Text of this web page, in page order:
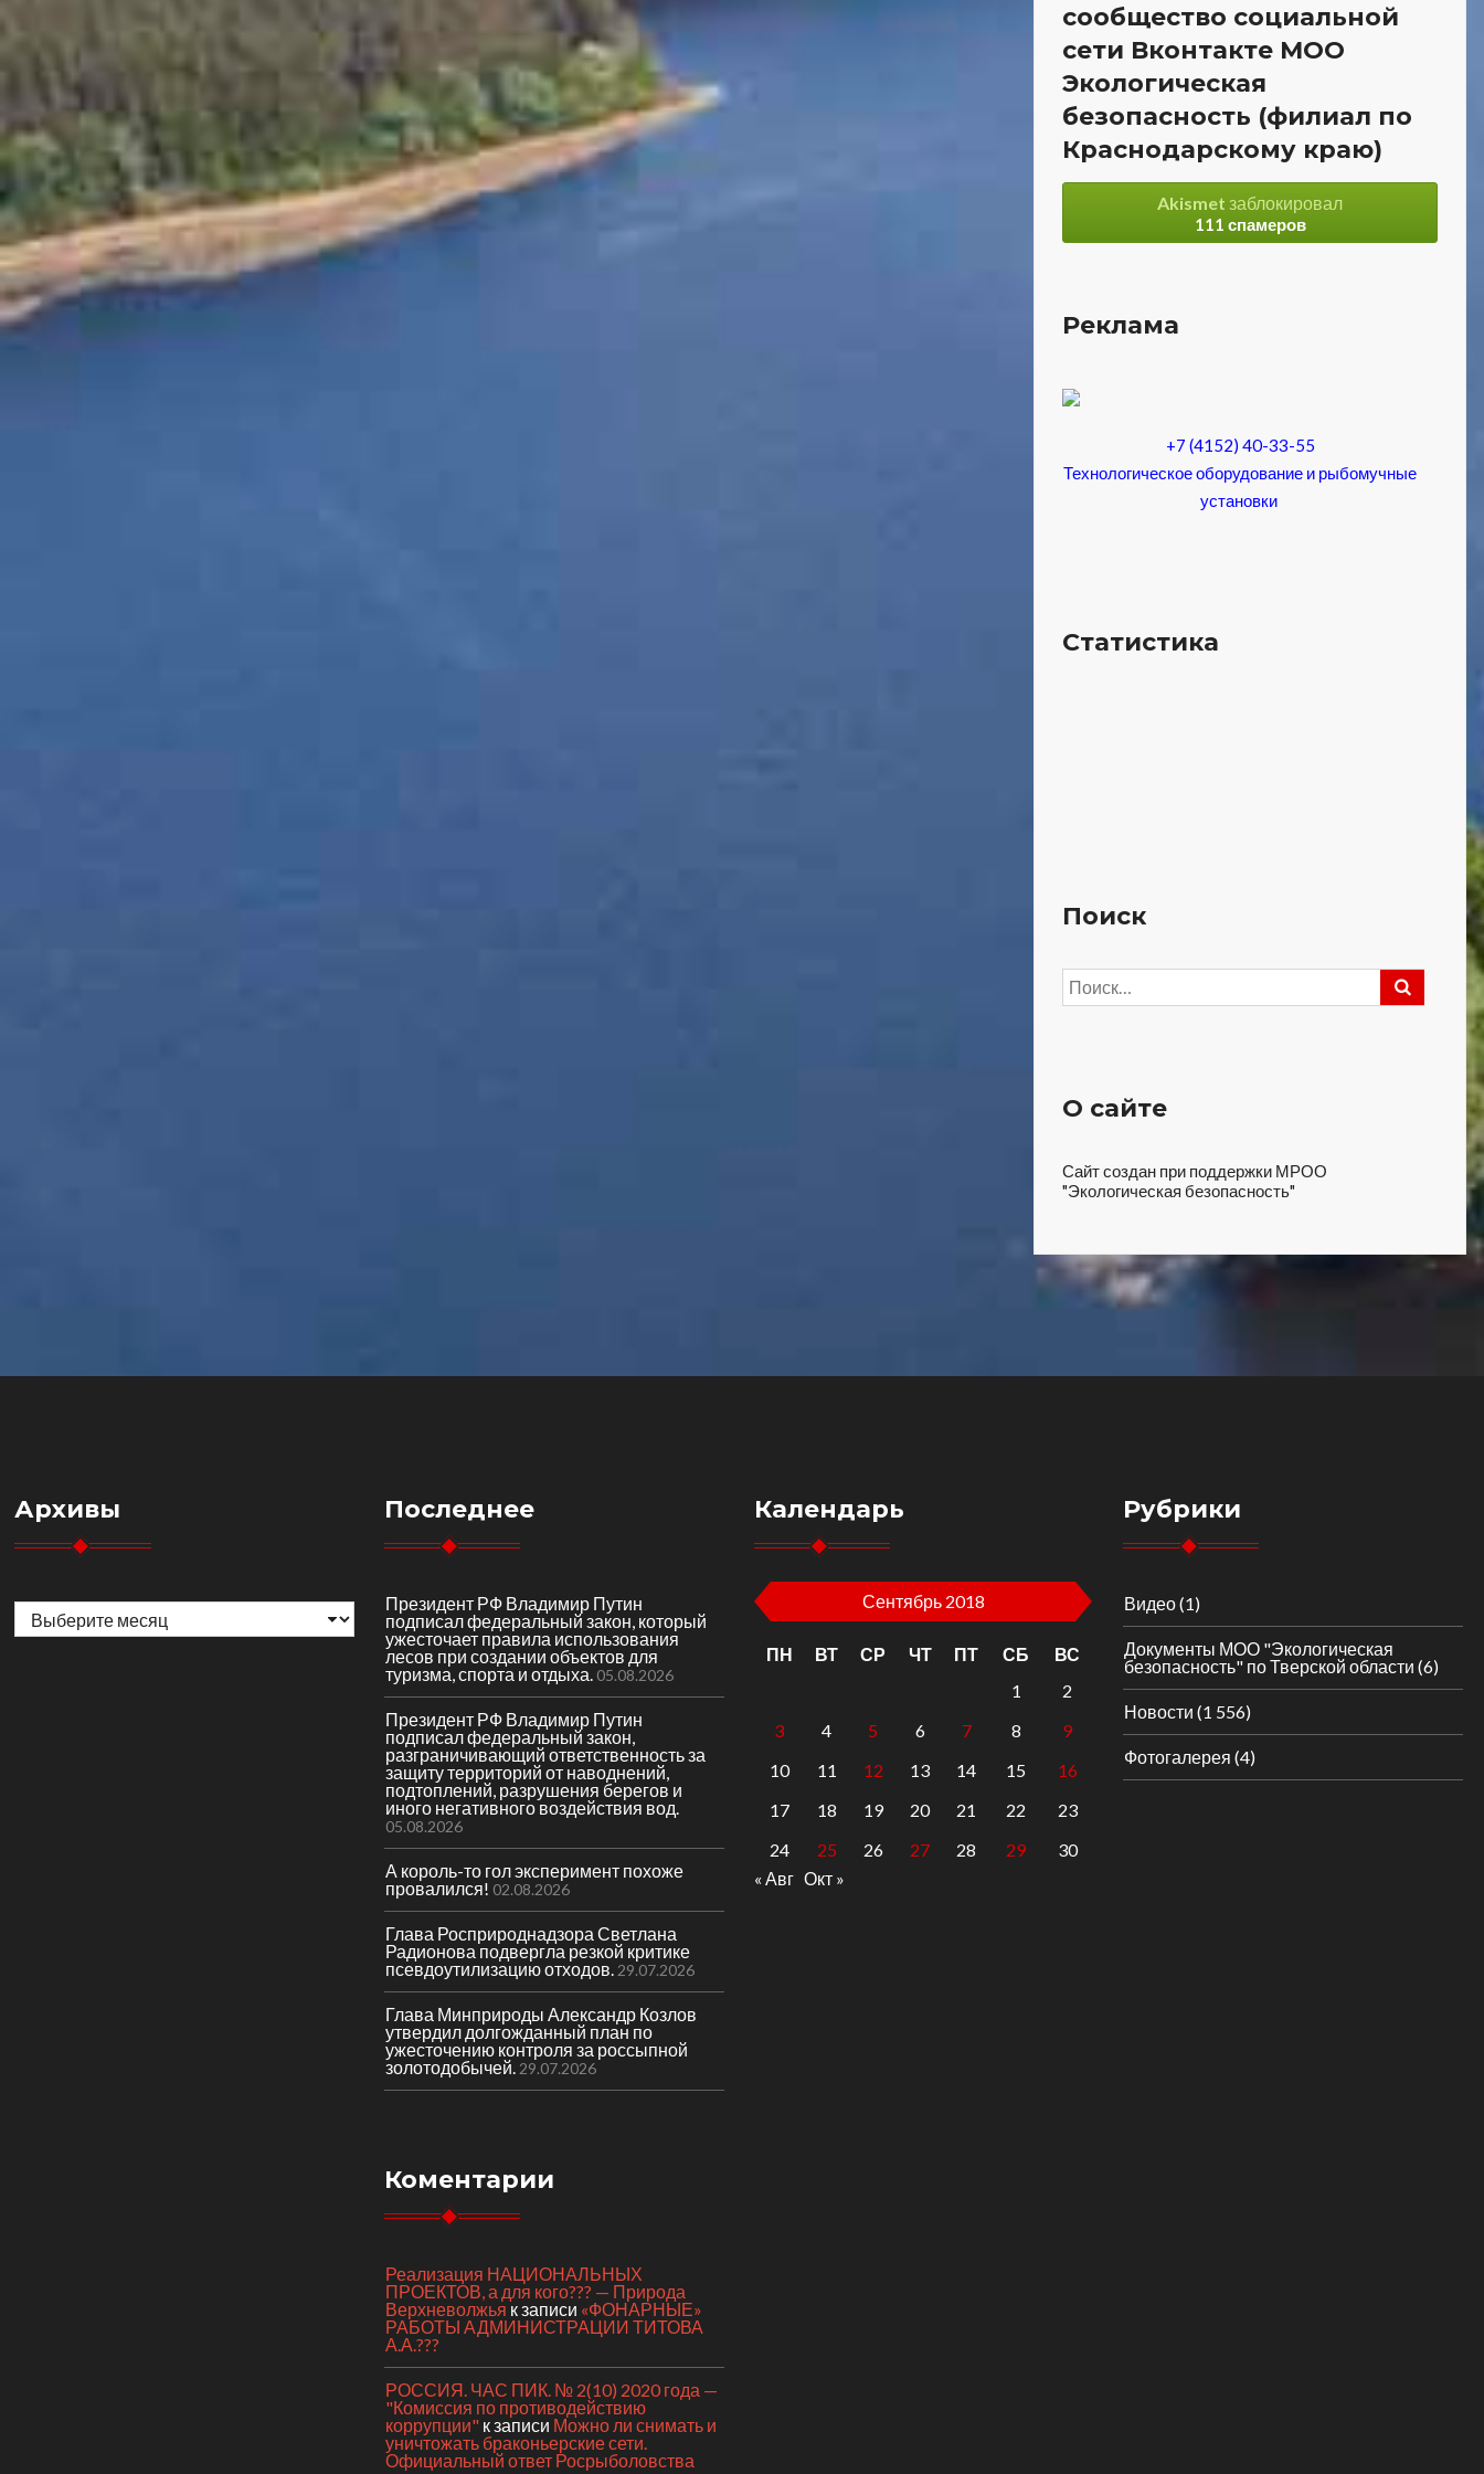
сообщество социальной
сети Вконтакте МОО
Экологическая
безопасность (филиал по
Краснодарскому краю)
Akismet заблокировал
111 спамеров
Реклама
+7 (4152) 40-33-55
Технологическое оборудование и рыбомучные
установки
Статистика
Поиск
Найти:
О сайте
Сайт создан при поддержки МРОО
"Экологическая безопасность"
Архивы Последнее
Президент РФ Владимир Путин
подписал федеральный закон, который
ужесточает правила использования
лесов при создании объектов для
туризма, спорта и отдыха. 05.08.2026
Президент РФ Владимир Путин
подписал федеральный закон,
разграничивающий ответственность за
защиту территорий от наводнений,
подтоплений, разрушения берегов и
иного негативного воздействия вод.
05.08.2026
А король-то гол эксперимент похоже
провалился! 02.08.2026
Глава Росприроднадзора Светлана
Радионова подвергла резкой критике
псевдоутилизацию отходов. 29.07.2026
Глава Минприроды Александр Козлов
утвердил долгожданный план по
ужесточению контроля за россыпной
золотодобычей. 29.07.2026
Коментарии
Реализация НАЦИОНАЛЬНЫХ
ПРОЕКТОВ, а для кого??? — Природа
Верхневолжьяк записи «ФОНАРНЫЕ»
РАБОТЫ АДМИНИСТРАЦИИ ТИТОВА
А.А.???
РОССИЯ. ЧАС ПИК. № 2(10) 2020 года —
"Комиссия по противодействию
коррупции" к записи Можно ли снимать и
уничтожать браконьерские сети.
Официальный ответ Росрыболовства
Календарь
Сентябрь 2018
ПН ВТ СР ЧТ ПТ СБ
ВС
1
2
3
4 5 6 7 8
9
10
11 12 13 14 15
16
17
18 19 20 21 22
23
24
25 26 27 28 29
30
« Авг Окт »
Рубрики
Видео(1)
Документы МОО "Экологическая
безопасность" по Тверской области (6)
Новости (1 556)
Фотогалерея (4)